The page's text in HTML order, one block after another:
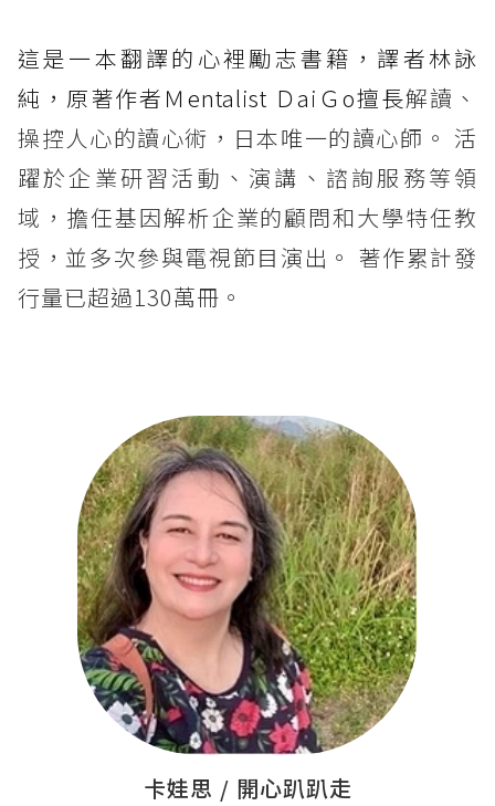
這是一本翻譯的心裡勵志書籍，譯者林詠
純，原著作者Ｍentalist ＤaiＧo擅長解讀、
操控人心的讀心術，日本唯一的讀心師。 活
躍於企業研習活動、演講、諮詢服務等領
域，擔任基因解析企業的顧問和大學特任教
授，並多次參與電視節目演出。 著作累計發
行量已超過130萬冊。
卡娃思 / 開心趴趴走